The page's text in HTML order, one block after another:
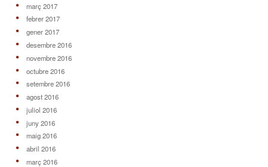
març 2017
febrer 2017
gener 2017
desembre 2016
novembre 2016
octubre 2016
setembre 2016
agost 2016
juliol 2016
juny 2016
maig 2016
abril 2016
març 2016